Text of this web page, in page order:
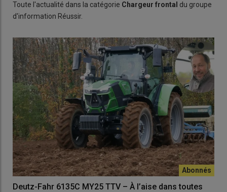
Toute l'actualité dans la catégorie Chargeur frontal du groupe
d'information Réussir.
Deutz-Fahr 6135C MY25 TTV – À l’aise dans toutes